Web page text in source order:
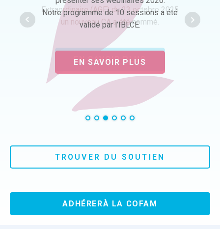
Extraordinaire (AGE) du 23 octobre 2025
un nouveau CA a été nommé.
EN SAVOIR PLUS
Notre programme de 10 sessions a été
validé par l’IBLCE.
EN SAVOIR PLUS
lactation induite
LIRE L'ARTICLE
TROUVER DU SOUTIEN
ADHÉRERÀ LA COFAM